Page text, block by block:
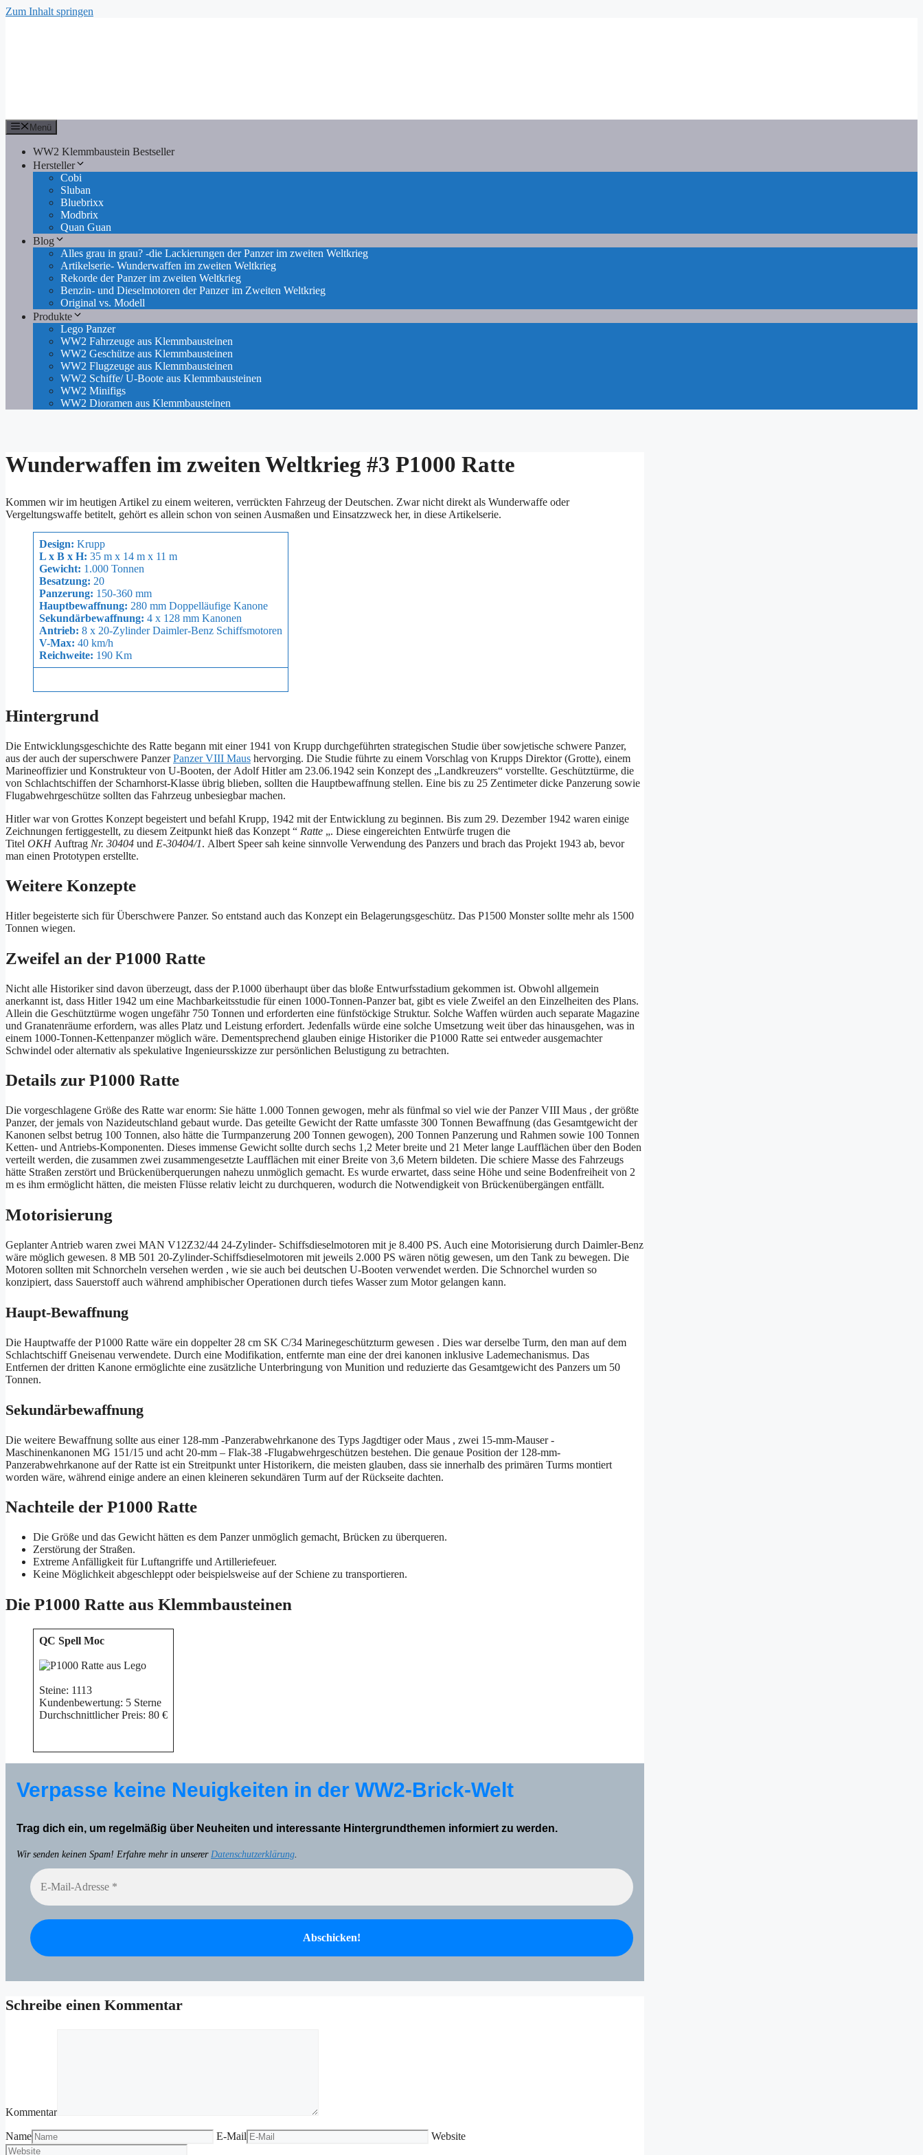
Zum Inhalt springen
Menü
WW2 Klemmbaustein Bestseller
Hersteller
Cobi
Sluban
Bluebrixx
Modbrix
Quan Guan
Blog
Alles grau in grau? -die Lackierungen der Panzer im zweiten Weltkrieg
Artikelserie- Wunderwaffen im zweiten Weltkrieg
Rekorde der Panzer im zweiten Weltkrieg
Benzin- und Dieselmotoren der Panzer im Zweiten Weltkrieg
Original vs. Modell
Produkte
Lego Panzer
WW2 Fahrzeuge aus Klemmbausteinen
WW2 Geschütze aus Klemmbausteinen
WW2 Flugzeuge aus Klemmbausteinen
WW2 Schiffe/ U-Boote aus Klemmbausteinen
WW2 Minifigs
WW2 Dioramen aus Klemmbausteinen
Wunderwaffen im zweiten Weltkrieg #3 P1000 Ratte
Kommen wir im heutigen Artikel zu einem weiteren, verrückten Fahrzeug der Deutschen. Zwar nicht direkt als Wunderwaffe oder
Vergeltungswaffe betitelt, gehört es allein schon von seinen Ausmaßen und Einsatzzweck her, in diese Artikelserie.
Design: Krupp
L x B x H: 35 m x 14 m x 11 m
Gewicht: 1.000 Tonnen
Besatzung: 20
Panzerung: 150-360 mm
Hauptbewaffnung: 280 mm Doppelläufige Kanone
Sekundärbewaffnung: 4 x 128 mm Kanonen
Antrieb: 8 x 20-Zylinder Daimler-Benz Schiffsmotoren
V-Max: 40 km/h
Reichweite: 190 Km
Hintergrund
Die Entwicklungsgeschichte des Ratte begann mit einer 1941 von Krupp durchgeführten strategischen Studie über sowjetische schwere Panzer,
aus der auch der superschwere PanzerPanzer VIII Maus hervorging. Die Studie führte zu einem Vorschlag von Krupps Direktor (Grotte), einem
Marineoffizier und Konstrukteur von U-Booten, der Adolf Hitler am 23.06.1942 sein Konzept des „Landkreuzers“ vorstellte. Geschütztürme, die
von Schlachtschiffen der Scharnhorst-Klasse übrig blieben, sollten die Hauptbewaffnung stellen. Eine bis zu 25 Zentimeter dicke Panzerung sowie
Flugabwehrgeschütze sollten das Fahrzeug unbesiegbar machen.
Hitler war von Grottes Konzept begeistert und befahl Krupp, 1942 mit der Entwicklung zu beginnen. Bis zum 29. Dezember 1942 waren einige
Zeichnungen fertiggestellt, zu diesem Zeitpunkt hieß das Konzept “ Ratte „. Diese eingereichten Entwürfe trugen die
Titel OKHAuftrag Nr. 30404 und E-30404/1. Albert Speer sah keine sinnvolle Verwendung des Panzers und brach das Projekt 1943 ab, bevor
man einen Prototypen erstellte.
Weitere Konzepte
Hitler begeisterte sich für Überschwere Panzer. So entstand auch das Konzept ein Belagerungsgeschütz. Das P1500 Monster sollte mehr als 1500
Tonnen wiegen.
Zweifel an der P1000 Ratte
Nicht alle Historiker sind davon überzeugt, dass der P.1000 überhaupt über das bloße Entwurfsstadium gekommen ist. Obwohl allgemein
anerkannt ist, dass Hitler 1942 um eine Machbarkeitsstudie für einen 1000-Tonnen-Panzer bat, gibt es viele Zweifel an den Einzelheiten des Plans.
Allein die Geschütztürme wogen ungefähr 750 Tonnen und erforderten eine fünfstöckige Struktur. Solche Waffen würden auch separate Magazine
und Granatenräume erfordern, was alles Platz und Leistung erfordert. Jedenfalls würde eine solche Umsetzung weit über das hinausgehen, was in
einem 1000-Tonnen-Kettenpanzer möglich wäre. Dementsprechend glauben einige Historiker die P1000 Ratte sei entweder ausgemachter
Schwindel oder alternativ als spekulative Ingenieursskizze zur persönlichen Belustigung zu betrachten.
Details zur P1000 Ratte
Die vorgeschlagene Größe des Ratte war enorm: Sie hätte 1.000 Tonnen gewogen, mehr als fünfmal so viel wie der Panzer VIII Maus , der größte
Panzer, der jemals von Nazideutschland gebaut wurde. Das geteilte Gewicht der Ratte umfasste 300 Tonnen Bewaffnung (das Gesamtgewicht der
Kanonen selbst betrug 100 Tonnen, also hätte die Turmpanzerung 200 Tonnen gewogen), 200 Tonnen Panzerung und Rahmen sowie 100 Tonnen
Ketten- und Antriebs-Komponenten. Dieses immense Gewicht sollte durch sechs 1,2 Meter breite und 21 Meter lange Laufflächen über den Boden
verteilt werden, die zusammen zwei zusammengesetzte Laufflächen mit einer Breite von 3,6 Metern bildeten. Die schiere Masse des Fahrzeugs
hätte Straßen zerstört und Brückenüberquerungen nahezu unmöglich gemacht. Es wurde erwartet, dass seine Höhe und seine Bodenfreiheit von 2
m es ihm ermöglicht hätten, die meisten Flüsse relativ leicht zu durchqueren, wodurch die Notwendigkeit von Brückenübergängen entfällt.
Motorisierung
Geplanter Antrieb waren zwei MAN V12Z32/44 24-Zylinder- Schiffsdieselmotoren mit je 8.400 PS. Auch eine Motorisierung durch Daimler-Benz
wäre möglich gewesen. 8 MB 501 20-Zylinder-Schiffsdieselmotoren mit jeweils 2.000 PS wären nötig gewesen, um den Tank zu bewegen. Die
Motoren sollten mit Schnorcheln versehen werden , wie sie auch bei deutschen U-Booten verwendet werden. Die Schnorchel wurden so
konzipiert, dass Sauerstoff auch während amphibischer Operationen durch tiefes Wasser zum Motor gelangen kann.
Haupt-Bewaffnung
Die Hauptwaffe der P1000 Ratte wäre ein doppelter 28 cm SK C/34 Marinegeschützturm gewesen . Dies war derselbe Turm, den man auf dem
Schlachtschiff Gneisenau verwendete. Durch eine Modifikation, entfernte man eine der drei kanonen inklusive Lademechanismus. Das
Entfernen der dritten Kanone ermöglichte eine zusätzliche Unterbringung von Munition und reduzierte das Gesamtgewicht des Panzers um 50
Tonnen.
Sekundärbewaffnung
Die weitere Bewaffnung sollte aus einer 128-mm -Panzerabwehrkanone des Typs Jagdtiger oder Maus , zwei 15-mm-Mauser -
Maschinenkanonen MG 151/15 und acht 20-mm – Flak-38 -Flugabwehrgeschützen bestehen. Die genaue Position der 128-mm-
Panzerabwehrkanone auf der Ratte ist ein Streitpunkt unter Historikern, die meisten glauben, dass sie innerhalb des primären Turms montiert
worden wäre, während einige andere an einen kleineren sekundären Turm auf der Rückseite dachten.
Nachteile der P1000 Ratte
Die Größe und das Gewicht hätten es dem Panzer unmöglich gemacht, Brücken zu überqueren.
Zerstörung der Straßen.
Extreme Anfälligkeit für Luftangriffe und Artilleriefeuer.
Keine Möglichkeit abgeschleppt oder beispielsweise auf der Schiene zu transportieren.
Die P1000 Ratte aus Klemmbausteinen
QC Spell Moc
Steine: 1113
Kundenbewertung: 5 Sterne
Durchschnittlicher Preis: 80 €
Verpasse keine Neuigkeiten in der WW2-Brick-Welt
Trag dich ein, um regelmäßig über Neuheiten und interessante Hintergrundthemen informiert zu werden.
Wir senden keinen Spam! Erfahre mehr in unserer Datenschutzerklärung
Schreibe einen Kommentar
Kommentar
Name E-Mail Website